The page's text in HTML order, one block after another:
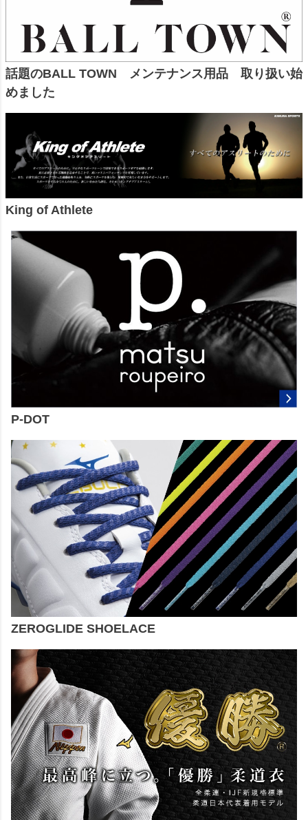
話題のBALL TOWN メンテナンス用品 取り扱い始
めました
King of Athlete
P-DOT
ZEROGLIDE SHOELACE